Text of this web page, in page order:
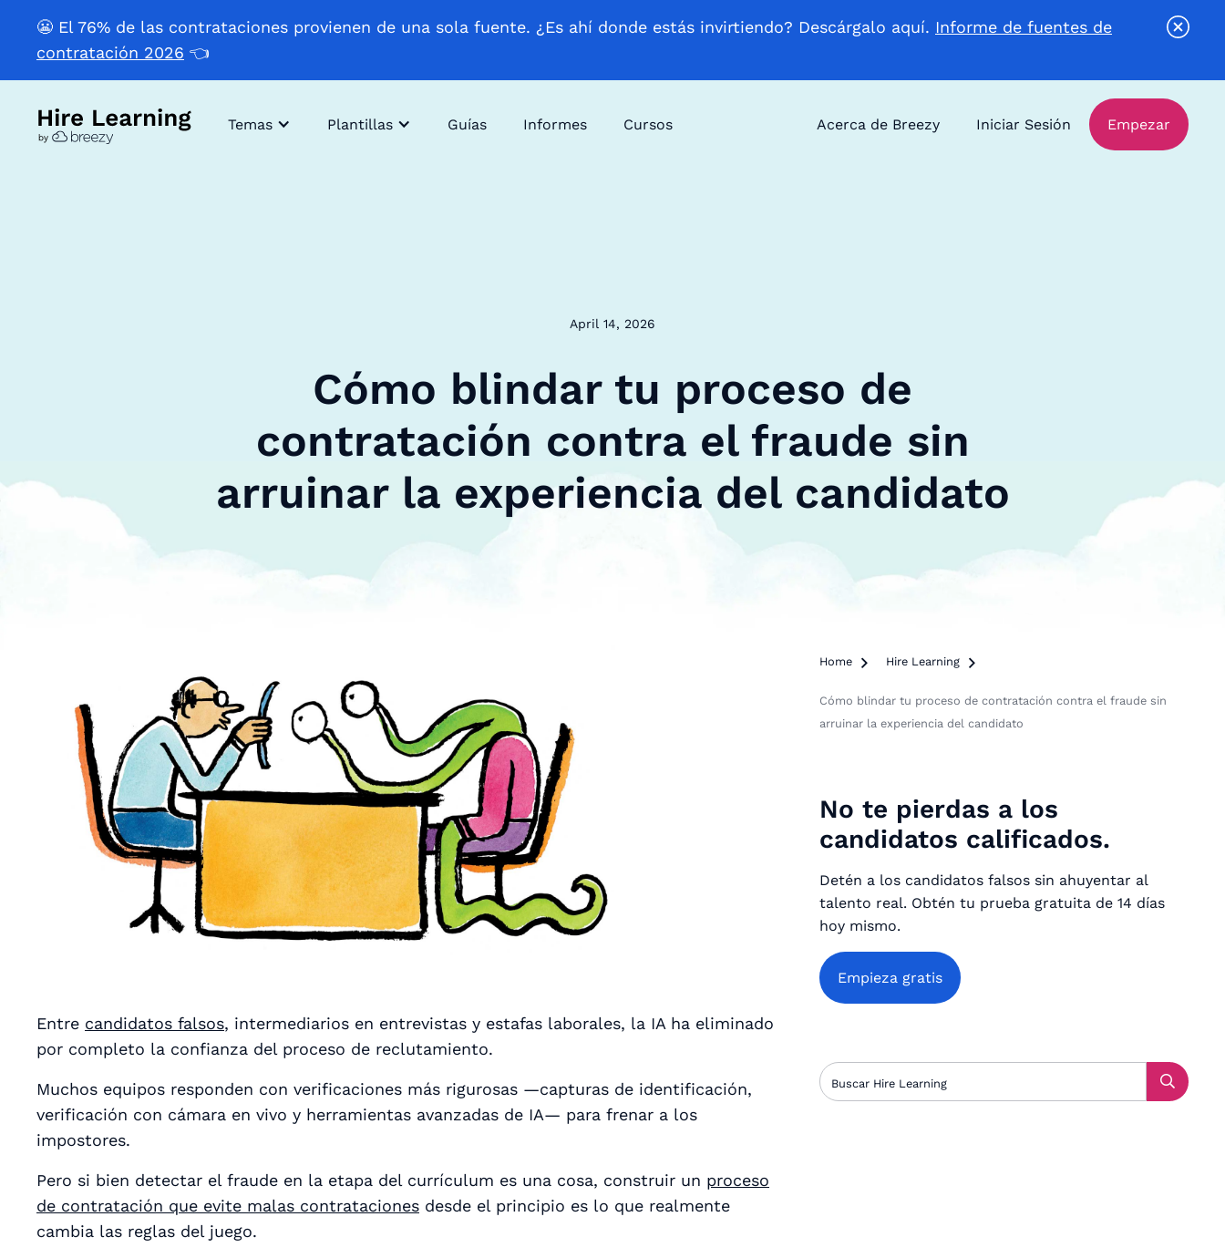
😬 El 76% de las contrataciones provienen de una sola fuente. ¿Es ahí donde estás invirtiendo? Descárgalo aquí. Informe de fuentes de
contratación 2026 👈
Temas Plantillas Guías Informes Cursos Acerca de Breezy Iniciar Sesión Empezar
April 14, 2026
Cómo blindar tu proceso de
contratación contra el fraude sin
arruinar la experiencia del candidato
Entre candidatos falsos, intermediarios en entrevistas y estafas laborales, la IA ha eliminado
por completo la confianza del proceso de reclutamiento.
Muchos equipos responden con verificaciones más rigurosas —capturas de identificación,
verificación con cámara en vivo y herramientas avanzadas de IA— para frenar a los
impostores.
Pero si bien detectar el fraude en la etapa del currículum es una cosa, construir un proceso
de contratación que evite malas contrataciones desde el principio es lo que realmente
cambia las reglas del juego.
Home  Hire Learning 
Cómo blindar tu proceso de contratación contra el fraude sin
arruinar la experiencia del candidato
No te pierdas a los
candidatos calificados.
Detén a los candidatos falsos sin ahuyentar al
talento real. Obtén tu prueba gratuita de 14 días
hoy mismo.
Empieza gratis